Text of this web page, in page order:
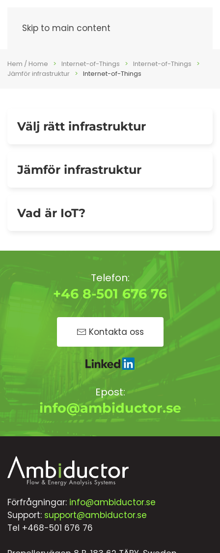
Skip to main content
Hem / Home Internet-of-Things
Internet-of-Things
Jämför infrastruktur
Internet-of-Things
Välj rätt infrastruktur
Jämför infrastruktur
Vad är IoT?
Telefon:
+46 8-501 676 76
Kontakta oss
Epost:
info@ambiductor.se
Förfrågningar: info@ambiductor.se
Support: support@ambiductor.se
Tel +468-501 676 76